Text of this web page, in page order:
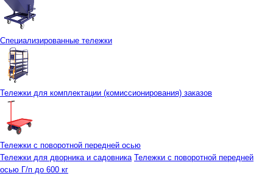
Специализированные тележки
Тележки для комплектации (комиссионирования) заказов
Тележки с поворотной передней осью
Тележки для дворника и садовника Тележки с поворотной передней
осью Г/п до 600 кг